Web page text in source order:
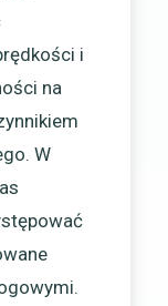
i
na
W